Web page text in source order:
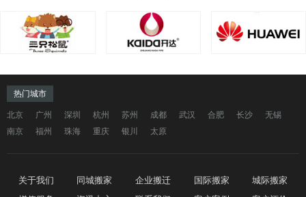
热门城市
北京 广州 深圳 杭州 苏州 成都 武汉 合肥 长沙
无锡
南京
福州 珠海 重庆 银川 太原
关于我们 同城搬家 企业搬迁 国际搬家
城际搬家